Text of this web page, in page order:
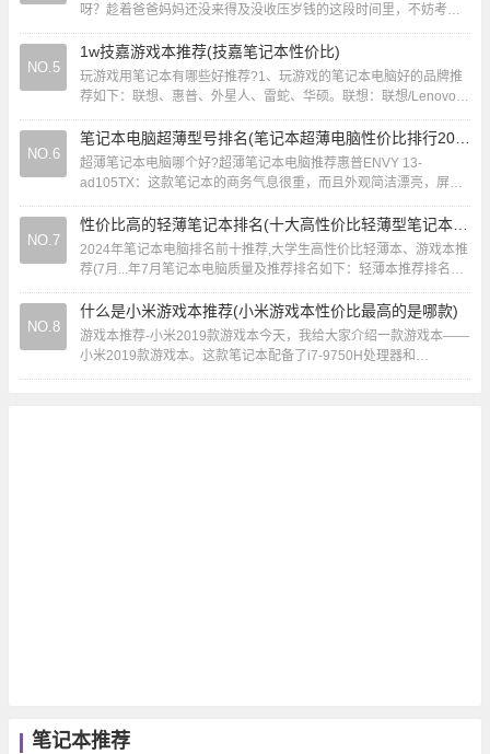
呀？趁着爸爸妈妈还没来得及没收压岁钱的这段时间里，不妨考虑
一下开学后要买一台什么样的笔记本。它能够...
NO.5
1w技嘉游戏本推荐(技嘉笔记本性价比)
玩游戏用笔记本有哪些好推荐?1、玩游戏的笔记本电脑好的品牌推
荐如下：联想、惠普、外星人、雷蛇、华硕。联想：联想/Lenovo是
全球知名的电脑制造商之一，也是中国...
NO.6
笔记本电脑超薄型号排名(笔记本超薄电脑性价比排行2020)
超薄笔记本电脑哪个好?超薄笔记本电脑推荐惠普ENVY 13-
ad105TX：这款笔记本的商务气息很重，而且外观简洁漂亮，屏幕
素质也好，i5-8250U/8G/3...
NO.7
性价比高的轻薄笔记本排名(十大高性价比轻薄型笔记本电脑值得买排行榜)
2024年笔记本电脑排名前十推荐,大学生高性价比轻薄本、游戏本推
荐(7月...年7月笔记本电脑质量及推荐排名如下：轻薄本推荐排名：
机械革命无界14X：搭载高性能...
NO.8
什么是小米游戏本推荐(小米游戏本性价比最高的是哪款)
游戏本推荐-小米2019款游戏本今天，我给大家介绍一款游戏本——
小米2019款游戏本。这款笔记本配备了i7-9750H处理器和
RTX2060显卡，拥有六核十二线...
笔记本推荐